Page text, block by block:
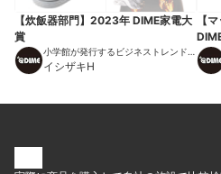
【炊飯器部門】2023年 DIME家電大
賞
小学館が発行するビジネストレンドマ
ガジン
イシザキH
【